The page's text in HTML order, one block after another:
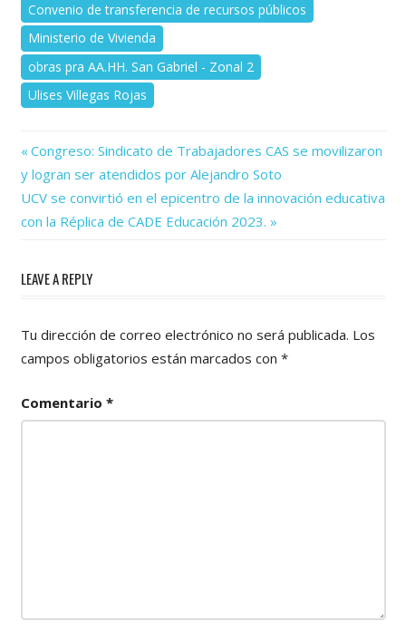
Convenio de transferencia de recursos públicos
Ministerio de Vivienda
obras pra AA.HH. San Gabriel - Zonal 2
Ulises Villegas Rojas
Navegación
de
entradas
Previous
Post:
Congreso: Sindicato de Trabajadores CAS se movilizaron
y logran ser atendidos por Alejandro Soto
Next
Post:
UCV se convirtió en el epicentro de la innovación educativa
con la Réplica de CADE Educación 2023.
LEAVE A REPLY
Tu dirección de correo electrónico no será publicada. Los
campos obligatorios están marcados con *
Comentario *